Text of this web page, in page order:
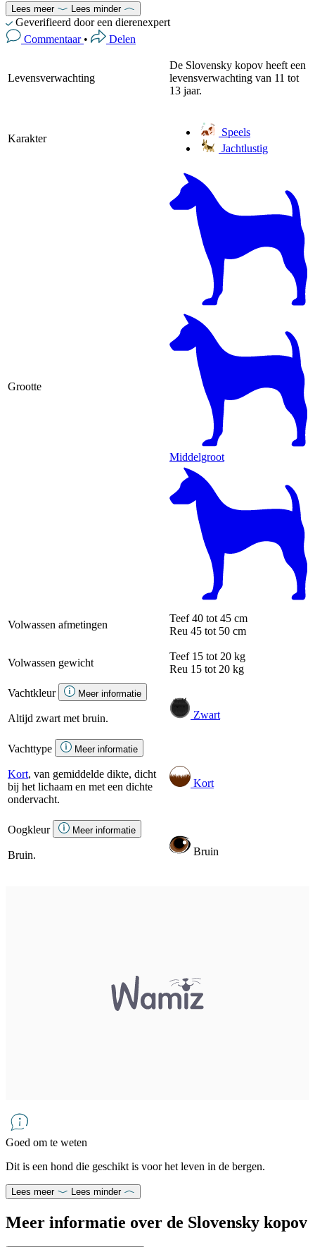
Lees meer Lees minder
Geverifieerd door een dierenexpert
Commentaar • Delen
Levensverwachting
De Slovensky kopov heeft een
levensverwachting van 11 tot
13 jaar.
Karakter
Speels
Jachtlustig
Grootte
Middelgroot
Volwassen afmetingen
Teef 40 tot 45 cm
Reu 45 tot 50 cm
Volwassen gewicht
Teef 15 tot 20 kg
Reu 15 tot 20 kg
Vachtkleur
Meer informatie
Altijd zwart met bruin. Zwart
Vachttype Meer informatie
Kort, van gemiddelde dikte, dicht
bij het lichaam en met een dichte
ondervacht.
Kort
Oogkleur Meer informatie
Bruin. Bruin
Goed om te weten
Dit is een hond die geschikt is voor het leven in de bergen.
Lees meer Lees minder
Meer informatie over de Slovensky kopov